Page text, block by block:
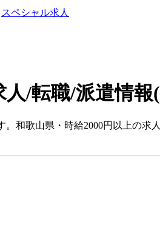
スペシャル求人
/転職/派遣情報
和歌山県・時給2000円以上の